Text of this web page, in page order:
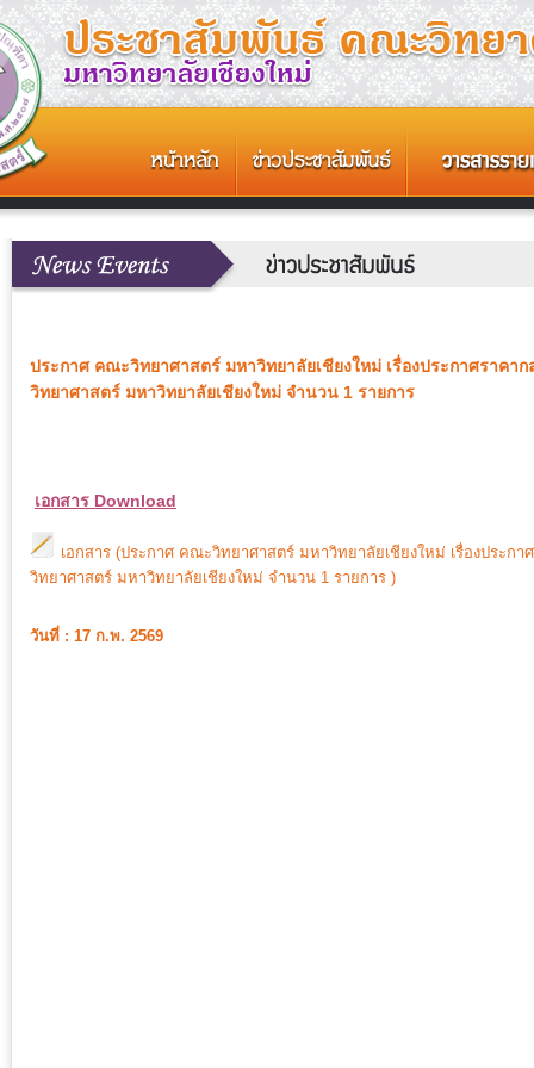
ประกาศ คณะวิทยาศาสตร์ มหาวิทยาลัยเชียงใหม่ เรื่องประกาศราคา
วิทยาศาสตร์ มหาวิทยาลัยเชียงใหม่ จำนวน 1 รายการ
เอกสาร Download
เอกสาร (ประกาศ คณะวิทยาศาสตร์ มหาวิทยาลัยเชียงใหม่ เรื่องประก
วิทยาศาสตร์ มหาวิทยาลัยเชียงใหม่ จำนวน 1 รายการ )
วันที่ : 17 ก.พ. 2569